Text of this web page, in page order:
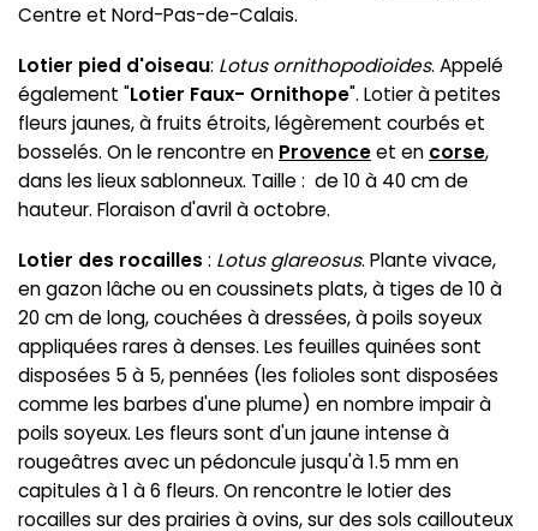
Centre et Nord-Pas-de-Calais.
Lotier pied d'oiseau: Lotus ornithopodioides. Appelé
également "Lotier Faux- Ornithope". Lotier à petites
fleurs jaunes, à fruits étroits, légèrement courbés et
bosselés. On le rencontre en Provenceet en corse,
dans les lieux sablonneux. Taille : de 10 à 40 cm de
hauteur. Floraison d'avril à octobre.
Lotier des rocailles : Lotus glareosus. Plante vivace,
en gazon lâche ou en coussinets plats, à tiges de 10 à
20 cm de long, couchées à dressées, à poils soyeux
appliquées rares à denses. Les feuilles quinées sont
disposées 5 à 5, pennées (les folioles sont disposées
comme les barbes d'une plume) en nombre impair à
poils soyeux. Les fleurs sont d'un jaune intense à
rougeâtres avec un pédoncule jusqu'à 1.5 mm en
capitules à 1 à 6 fleurs. On rencontre le lotier des
rocailles sur des prairies à ovins, sur des sols caillouteux